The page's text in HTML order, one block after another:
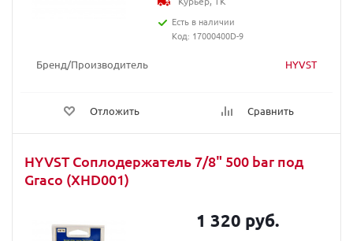
Бренд/Производитель HYVST
Отложить Сравнить
Есть в наличии
Код: 17000400D-9
HYVST Соплодержатель 7/8" 500 bar под
Graco (XHD001)
1 320 руб.